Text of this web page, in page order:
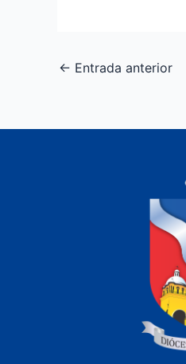
← Entrada anterior